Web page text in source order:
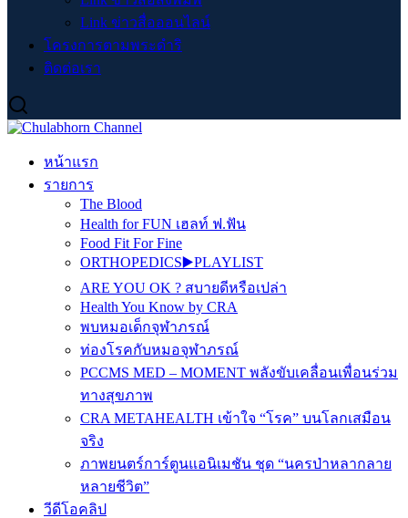
Link ข่าวสื่อออนไลน์
โครงการตามพระดำริ
ติดต่อเรา
หน้าแรก
รายการ
The Blood
Health for FUN เฮลท์ ฟ.ฟัน
Food Fit For Fine
ORTHOPEDICS▶️PLAYLIST
ARE YOU OK ? สบายดีหรือเปล่า
Health You Know by CRA
พบหมอเด็กจุฬาภรณ์
ท่องโรคกับหมอจุฬาภรณ์
PCCMS MED – MOMENT พลังขับเคลื่อนเพื่อนร่วม
ทางสุขภาพ
CRA METAHEALTH เข้าใจ “โรค” บนโลกเสมือน
จริง
ภาพยนตร์การ์ตูนแอนิเมชัน ชุด “นครป่าหลากลาย
หลายชีวิต”
วีดีโอคลิป